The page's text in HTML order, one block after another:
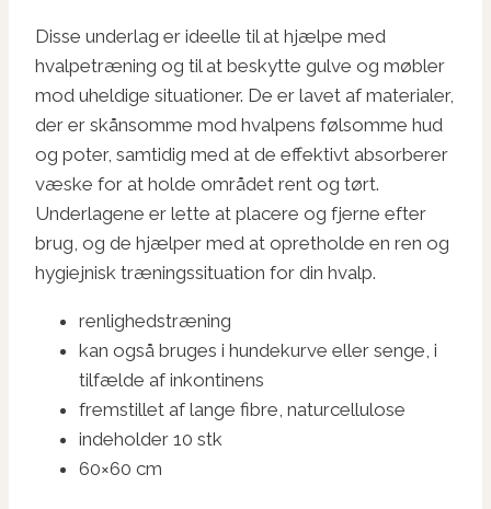
Disse underlag er ideelle til at hjælpe med
hvalpetræning og til at beskytte gulve og møbler
mod uheldige situationer. De er lavet af materialer,
der er skånsomme mod hvalpens følsomme hud
og poter, samtidig med at de effektivt absorberer
væske for at holde området rent og tørt.
Underlagene er lette at placere og fjerne efter
brug, og de hjælper med at opretholde en ren og
hygiejnisk træningssituation for din hvalp.
renlighedstræning
kan også bruges i hundekurve eller senge, i
tilfælde af inkontinens
fremstillet af lange fibre, naturcellulose
indeholder 10 stk
60×60 cm